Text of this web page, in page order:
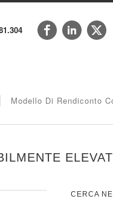
Modello Di Rendiconto
CERCA